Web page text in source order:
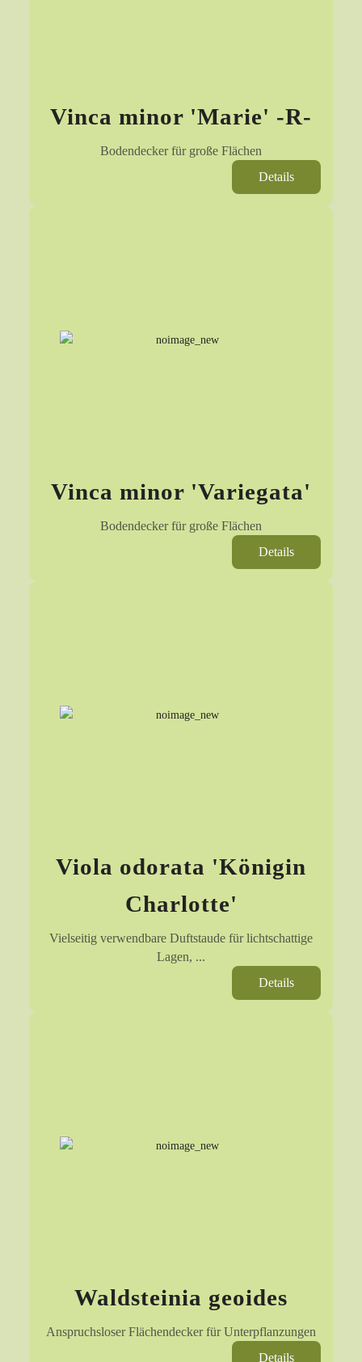
Vinca minor 'Marie' -R-
Bodendecker für große Flächen
Details
Vinca minor 'Variegata'
Bodendecker für große Flächen
Details
Viola odorata 'Königin
Charlotte'
Vielseitig verwendbare Duftstaude für lichtschattige
Lagen, ...
Details
Waldsteinia geoides
Anspruchsloser Flächendecker für Unterpflanzungen
Details